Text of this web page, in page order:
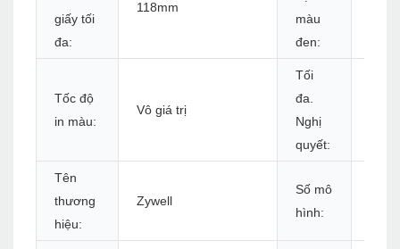
giấy tối
đa:
118mm
màu
đen:
Tốc độ
in màu:
Vô giá trị
Tối
đa.
Nghị
quyết:
Tên
thương
hiệu:
Zywell
Số mô
hình: